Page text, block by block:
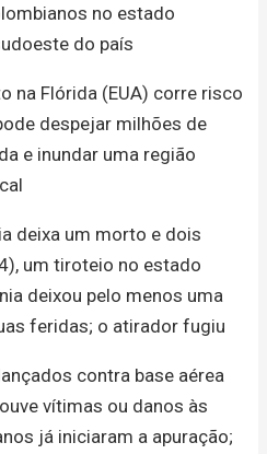
no estado
do país
na Flórida (EUA) corre risco
despejar milhões de
e inundar uma região
deixa um morto e dois
um tiroteio no estado
deixou pelo menos uma
feridas; o atirador fugiu
contra base aérea
vítimas ou danos às
já iniciaram a apuração;